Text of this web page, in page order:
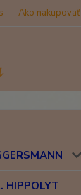
Ako nakupovať
HIPPOLYT